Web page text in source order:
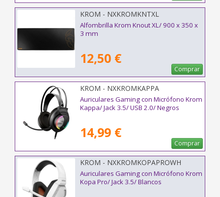
KROM - NXKROMKNTXL
Alfombrilla Krom Knout XL/ 900 x 350 x
3 mm
12,50 €
Comprar
KROM - NXKROMKAPPA
Auriculares Gaming con Micrófono Krom
Kappa/ Jack 3.5/ USB 2.0/ Negros
14,99 €
Comprar
KROM - NXKROMKOPAPROWH
Auriculares Gaming con Micrófono Krom
Kopa Pro/ Jack 3.5/ Blancos